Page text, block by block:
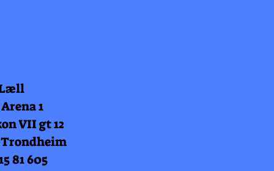
1
VII gt 12
Trondheim
81 605